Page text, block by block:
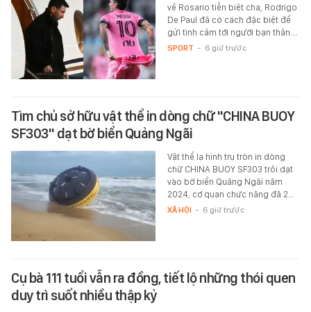
về Rosario tiễn biệt cha, Rodrigo
De Paul đã có cách đặc biệt để
gửi tình cảm tới người bạn thân.…
SPORT - 6 giờ trước
Tìm chủ sở hữu vật thể in dòng chữ "CHINA BUOY
SF303" dạt bờ biển Quảng Ngãi
Vật thể lạ hình trụ tròn in dòng
chữ CHINA BUOY SF303 trôi dạt
vào bờ biển Quảng Ngãi năm
2024, cơ quan chức năng đã 2…
XÃ HỘI - 6 giờ trước
Cụ bà 111 tuổi vẫn ra đồng, tiết lộ những thói quen
duy trì suốt nhiều thập kỷ